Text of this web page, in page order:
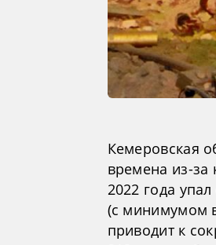
Кемеровская
времена из-за
2022 года
(с минимумом
приводит к